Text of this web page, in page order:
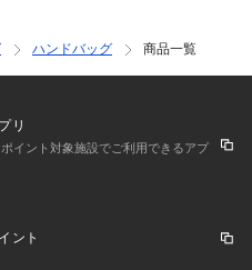
ハンドバッグ 商品一覧
リ
イント対象施設でご利用できるアプ
ント